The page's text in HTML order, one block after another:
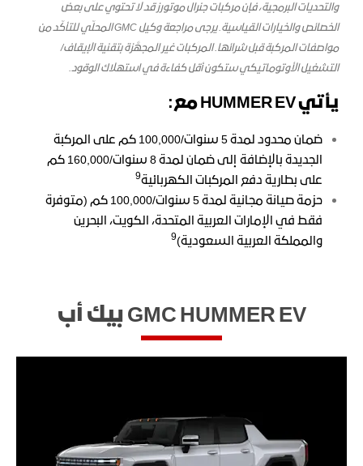
والتحديات البرمجية، فإن مركبات جنرال موتورز قد لا تحتوي على بعض
الخصائص والخيارات القياسية. يرجى مراجعة وكيل GMC المحلّي للتأكّد من
مواصفات المركبة قبل شرائها. المركبات غير المجهَّزة بتقنية الإيقاف/
التشغيل الأوتوماتيكي ستكون أقل كفاءة في استهلاك الوقود.
يأتي HUMMER EV مع :
ضمان محدود لمدة 5 سنوات/100,000 كم على المركبة
الجديدة بالإضافة إلى ضمان لمدة 8 سنوات/160,000 كم
على بطارية دفع المركبات الكهربائية9
حزمة صيانة مجانية لمدة 5 سنوات/100,000 كم (متوفرة
فقط في الإمارات العربية المتحدة، الكويت، البحرين
والمملكة العربية السعودية)
9
GMC HUMMER EV بيك أب